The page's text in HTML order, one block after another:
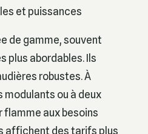
et puissances
de gamme, souvent
plus abordables. Ils
robustes. À
modulants ou à deux
aux besoins
affichent des tarifs plus